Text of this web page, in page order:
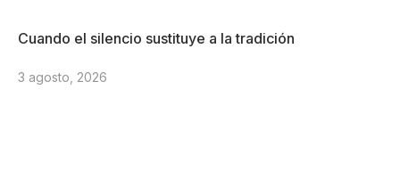
Cuando el silencio sustituye a la tradición
3 agosto, 2026